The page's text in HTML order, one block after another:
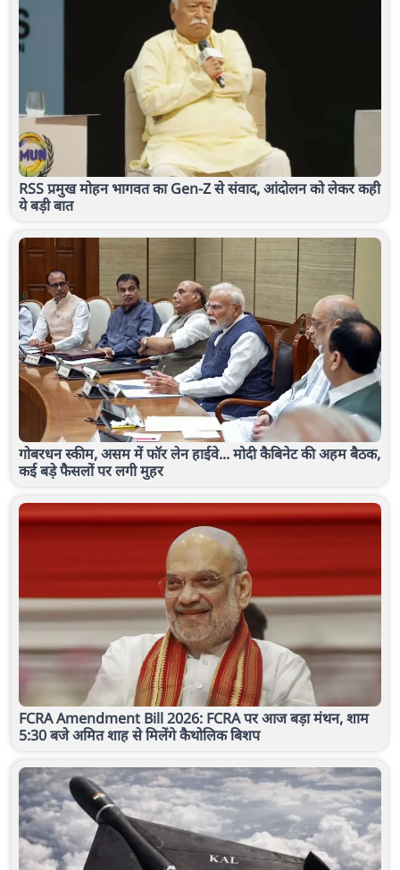
RSS प्रमुख मोहन भागवत का Gen-Z से संवाद, आंदोलन को लेकर कही
ये बड़ी बात
गोबरधन स्कीम, असम में फॉर लेन हाईवे... मोदी कैबिनेट की अहम बैठक,
कई बड़े फैसलों पर लगी मुहर
FCRA Amendment Bill 2026: FCRA पर आज बड़ा मंथन, शाम
5:30 बजे अमित शाह से मिलेंगे कैथोलिक बिशप